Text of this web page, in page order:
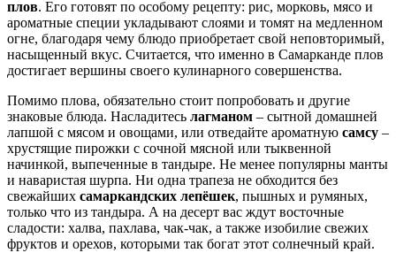
плов. Его готовят по особому рецепту: рис, морковь, мясо и
ароматные специи укладывают слоями и томят на медленном
огне, благодаря чему блюдо приобретает свой неповторимый,
насыщенный вкус. Считается, что именно в Самарканде плов
достигает вершины своего кулинарного совершенства.
Помимо плова, обязательно стоит попробовать и другие
знаковые блюда. Насладитесь лагманом – сытной домашней
лапшой с мясом и овощами, или отведайте ароматную самсу –
хрустящие пирожки с сочной мясной или тыквенной
начинкой, выпеченные в тандыре. Не менее популярны манты
и наваристая шурпа. Ни одна трапеза не обходится без
свежайших самаркандских лепёшек, пышных и румяных,
только что из тандыра. А на десерт вас ждут восточные
сладости: халва, пахлава, чак-чак, а также изобилие свежих
фруктов и орехов, которыми так богат этот солнечный край.